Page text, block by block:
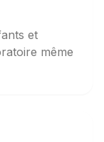
et
même